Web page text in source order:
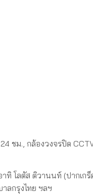
ชม., กล้องวงจรปิด
โลตัส ติวานนท์ (ปากเกร็
ลกรุงไทย ฯลฯ